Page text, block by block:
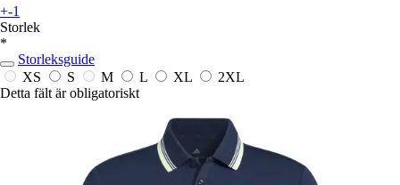
+-1
Storlek
*
Storleksguide
XS
S M L XL
2XL
Detta fält är obligatoriskt